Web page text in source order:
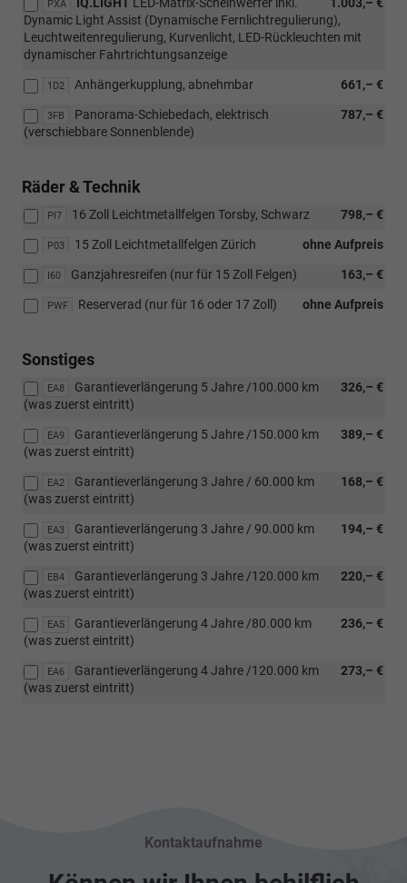
PXA
Dynamic Light Assist (Dynamische Fernlichtregulierung),
Leuchtweitenregulierung, Kurvenlicht, LED-Rückleuchten mit
dynamischer Fahrtrichtungsanzeige
1D2 661,– €
Anhängerkupplung, abnehmbar
3FB 787,– €
Panorama-Schiebedach, elektrisch
(verschiebbare Sonnenblende)
Räder & Technik
PI7 798,– €
16 Zoll Leichtmetallfelgen Torsby, Schwarz
P03 ohne Aufpreis
15 Zoll Leichtmetallfelgen Zürich
I60 163,– €
Ganzjahresreifen (nur für 15 Zoll Felgen)
PWF ohne Aufpreis
Reserverad (nur für 16 oder 17 Zoll)
Sonstiges
EA8 326,– €
Garantieverlängerung 5 Jahre /100.000 km
(was zuerst eintritt)
EA9 389,– €
Garantieverlängerung 5 Jahre /150.000 km
(was zuerst eintritt)
EA2 168,– €
Garantieverlängerung 3 Jahre / 60.000 km
(was zuerst eintritt)
EA3 194,– €
Garantieverlängerung 3 Jahre / 90.000 km
(was zuerst eintritt)
EB4 220,– €
Garantieverlängerung 3 Jahre /120.000 km
(was zuerst eintritt)
EA5 236,– €
Garantieverlängerung 4 Jahre /80.000 km
(was zuerst eintritt)
EA6 273,– €
Garantieverlängerung 4 Jahre /120.000 km
(was zuerst eintritt)
Kontaktaufnahme